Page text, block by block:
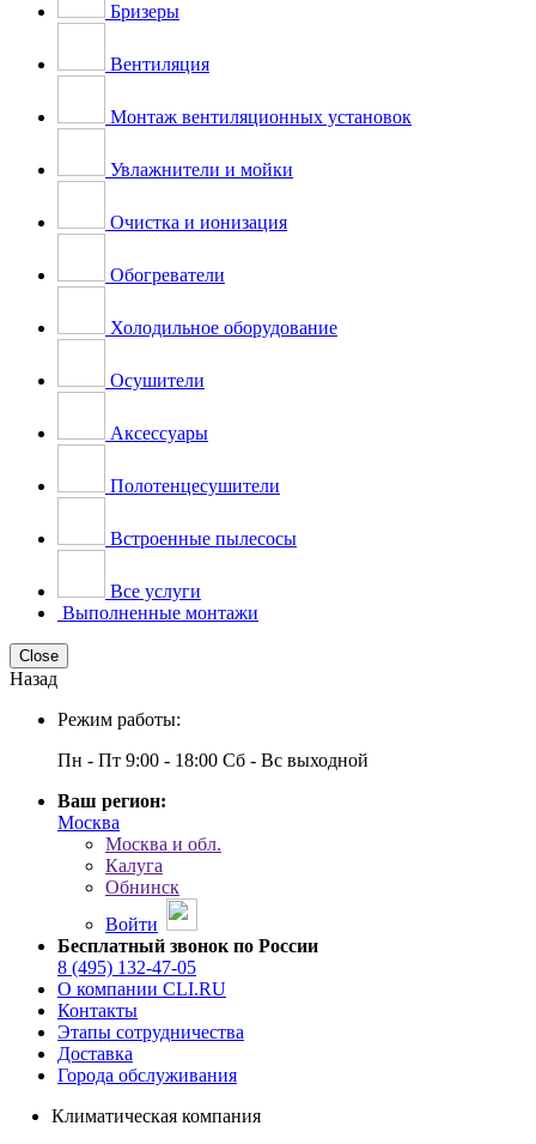
Бризеры
Вентиляция
Монтаж вентиляционных установок
Увлажнители и мойки
Очистка и ионизация
Обогреватели
Холодильное оборудование
Осушители
Аксессуары
Полотенцесушители
Встроенные пылесосы
Все услуги
Выполненные монтажи
Close
Назад
Режим работы:
Пн - Пт 9:00 - 18:00 Сб - Вс выходной
Ваш регион:
Москва
Москва и обл.
Калуга
Обнинск
Войти
Бесплатный звонок по России
8 (495) 132-47-05
О компании CLI.RU
Контакты
Этапы сотрудничества
Доставка
Города обслуживания
Климатическая компания